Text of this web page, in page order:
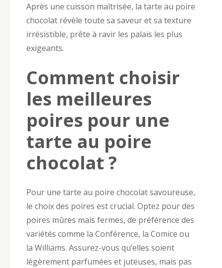
Après une cuisson maîtrisée, la tarte au poire
chocolat révèle toute sa saveur et sa texture
irrésistible, prête à ravir les palais les plus
exigeants.
Comment choisir
les meilleures
poires pour une
tarte au poire
chocolat ?
Pour une tarte au poire chocolat savoureuse,
le choix des poires est crucial. Optez pour des
poires mûres mais fermes, de préférence des
variétés comme la Conférence, la Comice ou
la Williams. Assurez-vous qu’elles soient
légèrement parfumées et juteuses, mais pas